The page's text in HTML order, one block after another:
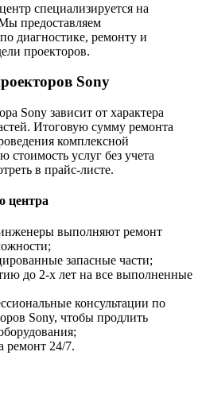
специализируется на
предоставляем
диагностике, ремонту и
проекторов.
Sony
Sony зависит от характера
Итоговую сумму ремонта
комплексной
услуг без учета
в прайс-листе.
центра
выполняют ремонт
запасные части;
до 2-х лет на все выполненные
консультации по
Sony, чтобы продлить
ремонт 24/7.